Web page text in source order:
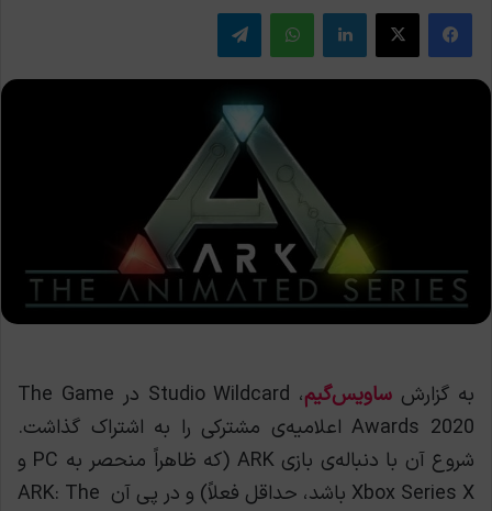
فیس بوک X لینکدین واتس آپ تلگرام
به گزارش ساویس‌گیم
، Studio Wildcard در The Game
Awards 2020 اعلامیه‌ی مشترکی را به اشتراک گذاشت.
شروع آن با دنباله‌ی بازی ARK (که ظاهراً منحصر به PC و
Xbox Series X باشد، حداقل فعلاً) و در پی آن ARK: The